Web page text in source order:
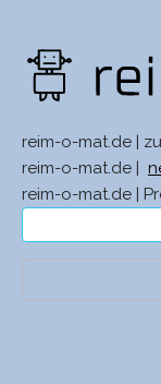
reim-o-mat.de |
reim-o-mat.de |
reim-o-mat.de |